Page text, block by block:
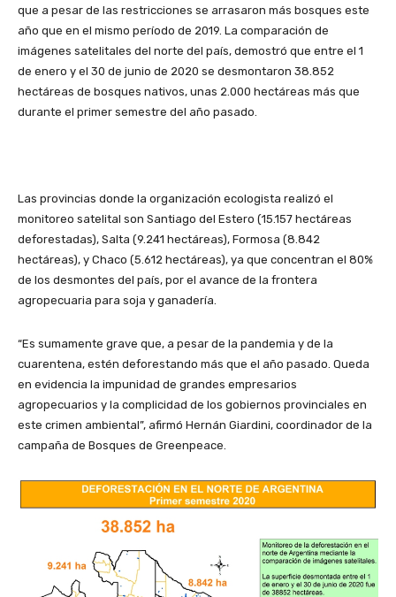
que a pesar de las restricciones se arrasaron más bosques este
año que en el mismo período de 2019. La comparación de
imágenes satelitales del norte del país, demostró que entre el 1
de enero y el 30 de junio de 2020 se desmontaron 38.852
hectáreas de bosques nativos, unas 2.000 hectáreas más que
durante el primer semestre del año pasado.
Las provincias donde la organización ecologista realizó el
monitoreo satelital son Santiago del Estero (15.157 hectáreas
deforestadas), Salta (9.241 hectáreas), Formosa (8.842
hectáreas), y Chaco (5.612 hectáreas), ya que concentran el 80%
de los desmontes del país, por el avance de la frontera
agropecuaria para soja y ganadería.
“Es sumamente grave que, a pesar de la pandemia y de la
cuarentena, estén deforestando más que el año pasado. Queda
en evidencia la impunidad de grandes empresarios
agropecuarios y la complicidad de los gobiernos provinciales en
este crimen ambiental”, afirmó Hernán Giardini, coordinador de la
campaña de Bosques de Greenpeace.